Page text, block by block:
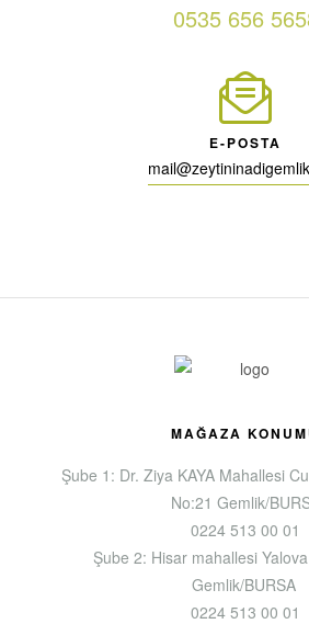
0535 656
E-POSTA
MAĞAZA
Şube 1: Dr. Ziya KAYA Mahallesi
No:21 Gemlik/
0224 513 00 01
Şube 2: Hisar mahallesi
Gemlik/BURSA
0224 513 00 01